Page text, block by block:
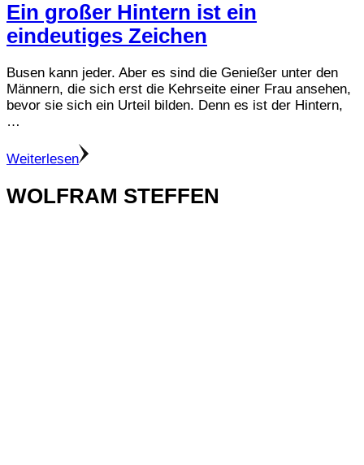
Ein großer Hintern ist ein
eindeutiges Zeichen
Busen kann jeder. Aber es sind die Genießer unter den
Männern, die sich erst die Kehrseite einer Frau ansehen,
bevor sie sich ein Urteil bilden. Denn es ist der Hintern,
…
Weiterlesen
WOLFRAM STEFFEN